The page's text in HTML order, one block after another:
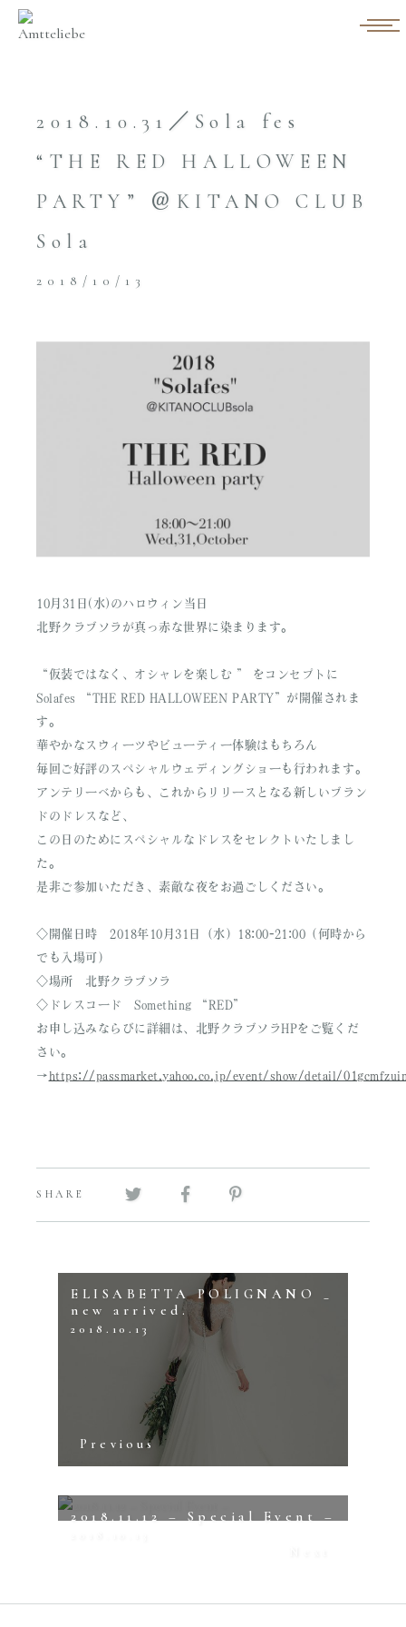
2018.10.31／Sola fes
“THE RED HALLOWEEN
PARTY” ＠KITANO CLUB
Sola
2018/10/13
10月31日(水)のハロウィン当日
北野クラブソラが真っ赤な世界に染まります。
“仮装ではなく、オシャレを楽しむ ” をコンセプトに
Solafes “THE RED HALLOWEEN PARTY”が開催されま
す。
華やかなスウィーツやビューティー体験はもちろん
毎回ご好評のスペシャルウェディングショーも行われます。
アンテリーベからも、これからリリースとなる新しいブラン
ドのドレスなど、
この日のためにスペシャルなドレスをセレクトいたしまし
た。
是非ご参加いただき、素敵な夜をお過ごしください。
◇開催日時 2018年10月31日（水）18:00-21:00（何時から
でも入場可）
◇場所 北野クラブソラ
◇ドレスコード Something “RED”
お申し込みならびに詳細は、北野クラブソラHPをご覧くだ
さい。
→https://passmarket.yahoo.co.jp/event/show/detail/
SHARE
ELISABETTA POLIGNANO _
new arrived.
2018.10.13
Previous
2018.11.12 – Special Event –